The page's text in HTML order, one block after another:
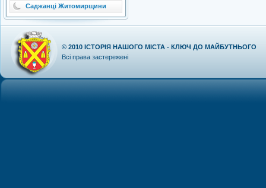
Саджанці Житомирщини
© 2010 ІСТОРІЯ НАШОГО МІСТА - КЛЮЧ ДО МАЙБУТНЬОГО
Всі права застережені